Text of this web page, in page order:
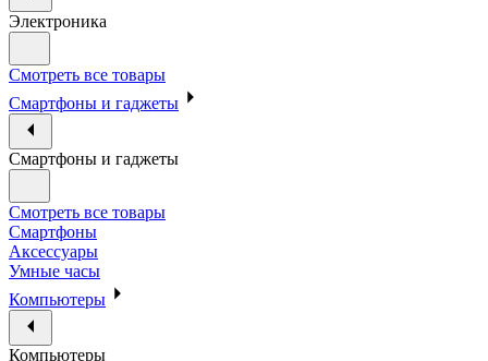
Электроника
Смотреть все товары
Смартфоны и гаджеты
Смартфоны и гаджеты
Смотреть все товары
Смартфоны
Аксессуары
Умные часы
Компьютеры
Компьютеры